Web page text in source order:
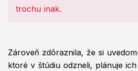
Zároveň zdôraznila, že si
ktoré v štúdiu odzneli, plánuje